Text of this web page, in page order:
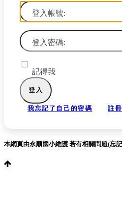
登入帳號:
登入密碼:
記得我
我忘記了自己的密碼 註
本網頁由永順國小維護 若有相關問題(忘